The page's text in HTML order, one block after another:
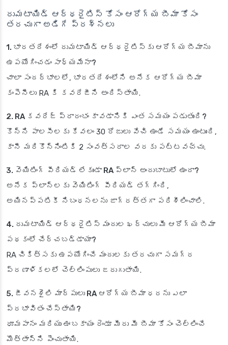
రుమటాయిడ్ ఆర్థరైటిస్ కోసం ఆరోగ్య బీమా కోసం
తరచుగా అడిగే ప్రశ్నలు
1. భారతదేశంలో రుమటాయిడ్ ఆర్థరైటిస్‌కు ఆరోగ్య బీమాను
ఉపయోగించడం సాధ్యమేనా?
చాలా సందర్భాలలో, భారతదేశంలోని అనేక ఆరోగ్య బీమా
కంపెనీలు RA కి కవరేజీని అందిస్తాయి.
2. RA కవరేజ్ ప్రారంభం కావడానికి ఎంత సమయం పడుతుంది?
కొన్ని పాలసీలకు కేవలం 30 రోజులు వేచి ఉండే సమయం ఉంటుంది,
కానీ మరికొన్నింటికి 2 సంవత్సరాల వరకు పట్టవచ్చు.
3. వెయిటింగ్ పీరియడ్ లేకుండా RA ప్లాన్ అందుబాటులో ఉందా?
అనేక ప్లాన్‌లకు వెయిటింగ్ పీరియడ్ తగ్గింది,
అయినప్పటికీ నిబంధనలను జాగ్రత్తగా పరిశీలించాలి.
4. రుమటాయిడ్ ఆర్థరైటిస్ మందుల ఖర్చులు మీ ఆరోగ్య బీమా
పథకంలో చేర్చబడ్డాయా?
RA చికిత్సకు ఉపయోగించే మందులకు తరచుగా సమగ్ర
ప్రణాళికలలో చెల్లింపులు జరుగుతాయి.
5. జీవనశైలి మార్పులు RA ఆరోగ్య బీమా ధరను ఎలా
ప్రభావితం చేస్తాయి?
ధూమపానం మరియు ఊబకాయం రెండూ మీరు మీ బీమా కోసం చెల్లించే
మొత్తాన్ని పెంచుతాయి.